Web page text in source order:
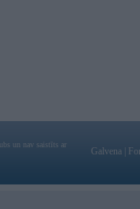
un nav saistīts ar
Galvena